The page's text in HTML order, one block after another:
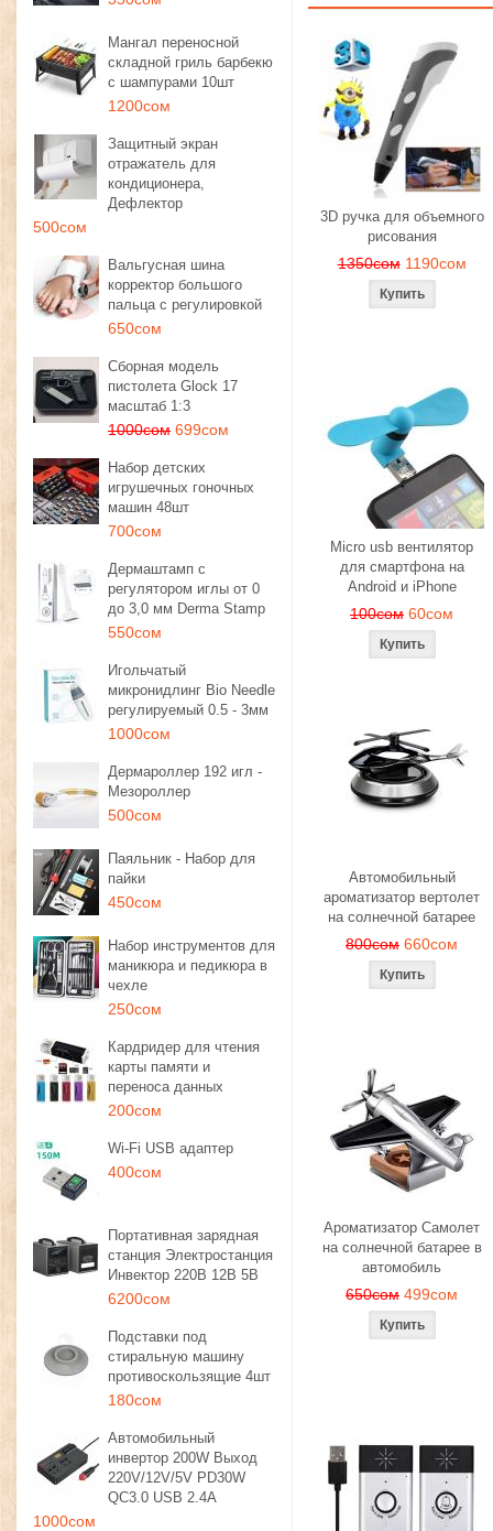
Мангал переносной
складной гриль барбекю
с шампурами 10шт
1200сом
Защитный экран
отражатель для
кондиционера,
Дефлектор
500сом
Вальгусная шина
корректор большого
пальца с регулировкой
650сом
Сборная модель
пистолета Glock 17
масштаб 1:3
1000сом 699сом
Набор детских
игрушечных гоночных
машин 48шт
700сом
Дермаштамп с
регулятором иглы от 0
до 3,0 мм Derma Stamp
550сом
Игольчатый
микронидлинг Bio Needle
регулируемый 0.5 - 3мм
1000сом
Дермароллер 192 игл -
Мезороллер
500сом
Паяльник - Набор для
пайки
450сом
Набор инструментов для
маникюра и педикюра в
чехле
250сом
Кардридер для чтения
карты памяти и
переноса данных
200сом
Wi-Fi USB адаптер
400сом
Портативная зарядная
станция Электростанция
Инвектор 220В 12В 5В
6200сом
Подставки под
стиральную машину
противоскользящие 4шт
180сом
Автомобильный
инвертор 200W Выход
220V/12V/5V PD30W
QC3.0 USB 2.4A
1000сом
3D ручка для объемного
рисования
1350сом 1190сом
Micro usb вентилятор
для смартфона на
Android и iPhone
100сом 60сом
Автомобильный
ароматизатор вертолет
на солнечной батарее
800сом 660сом
Ароматизатор Самолет
на солнечной батарее в
автомобиль
650сом 499сом